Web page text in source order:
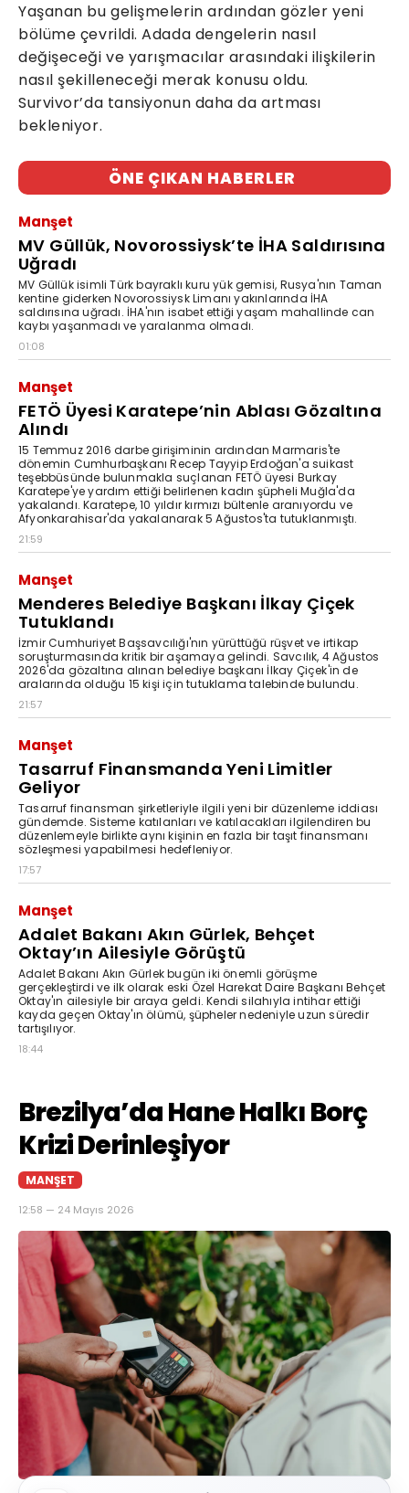
Yaşanan bu gelişmelerin ardından gözler yeni
bölüme çevrildi. Adada dengelerin nasıl
değişeceği ve yarışmacılar arasındaki ilişkilerin
nasıl şekilleneceği merak konusu oldu.
Survivor’da tansiyonun daha da artması
bekleniyor.
ÖNE ÇIKAN HABERLER
Manşet
MV Güllük, Novorossiysk’te İHA Saldırısına
Uğradı
MV Güllük isimli Türk bayraklı kuru yük gemisi, Rusya'nın Taman
kentine giderken Novorossiysk Limanı yakınlarında İHA
saldırısına uğradı. İHA'nın isabet ettiği yaşam mahallinde can
kaybı yaşanmadı ve yaralanma olmadı.
01:08
Manşet
FETÖ Üyesi Karatepe’nin Ablası Gözaltına
Alındı
15 Temmuz 2016 darbe girişiminin ardından Marmaris'te
dönemin Cumhurbaşkanı Recep Tayyip Erdoğan'a suikast
teşebbüsünde bulunmakla suçlanan FETÖ üyesi Burkay
Karatepe'ye yardım ettiği belirlenen kadın şüpheli Muğla'da
yakalandı. Karatepe, 10 yıldır kırmızı bültenle aranıyordu ve
Afyonkarahisar'da yakalanarak 5 Ağustos'ta tutuklanmıştı.
21:59
Manşet
Menderes Belediye Başkanı İlkay Çiçek
Tutuklandı
İzmir Cumhuriyet Başsavcılığı'nın yürüttüğü rüşvet ve irtikap
soruşturmasında kritik bir aşamaya gelindi. Savcılık, 4 Ağustos
2026'da gözaltına alınan belediye başkanı İlkay Çiçek'in de
aralarında olduğu 15 kişi için tutuklama talebinde bulundu.
21:57
Manşet
Tasarruf Finansmanda Yeni Limitler
Geliyor
Tasarruf finansman şirketleriyle ilgili yeni bir düzenleme iddiası
gündemde. Sisteme katılanları ve katılacakları ilgilendiren bu
düzenlemeyle birlikte aynı kişinin en fazla bir taşıt finansmanı
sözleşmesi yapabilmesi hedefleniyor.
17:57
Manşet
Adalet Bakanı Akın Gürlek, Behçet
Oktay’ın Ailesiyle Görüştü
Adalet Bakanı Akın Gürlek bugün iki önemli görüşme
gerçekleştirdi ve ilk olarak eski Özel Harekat Daire Başkanı Behçet
Oktay'ın ailesiyle bir araya geldi. Kendi silahıyla intihar ettiği
kayda geçen Oktay'ın ölümü, şüpheler nedeniyle uzun süredir
tartışılıyor.
18:44